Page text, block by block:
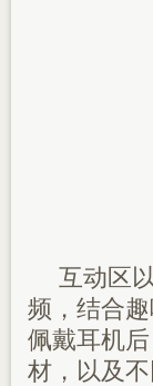
互动区
频，结合
佩戴耳机
材，以及